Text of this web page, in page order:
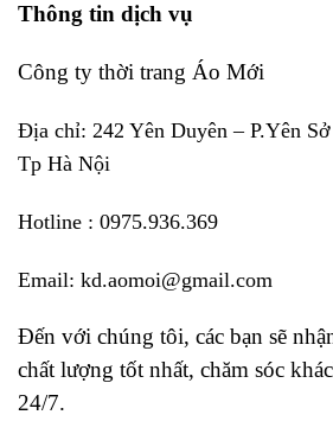
Thông tin dịch vụ
Công ty thời trang Áo Mới
Địa chỉ: 242 Yên Duyên – P.Yên
Tp Hà Nội
Hotline : 0975.936.369
Email: kd.aomoi@gmail.com
Đến với chúng tôi, các bạn sẽ
chất lượng tốt nhất, chăm sóc
24/7.